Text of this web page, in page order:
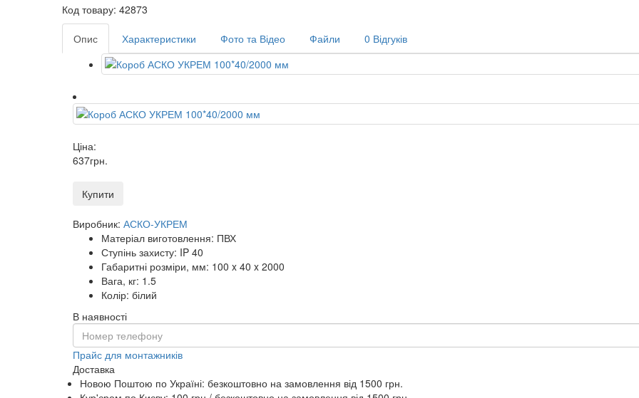
Код товару: 42873
Опис Характеристики Фото та Відео Файли 0 Відгуків
Ціна:
637грн.
Купити
Виробник: АСКО-УКРЕМ
Матеріал виготовлення: ПВХ
Ступінь захисту: IP 40
Габаритні розміри, мм: 100 x 40 x 2000
Вага, кг: 1.5
Колір: білий
В наявності
Прайс для монтажників
Доставка
Новою Поштою по Україні: безкоштовно на замовлення від 1500 грн.